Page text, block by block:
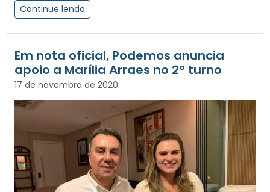
Continue lendo
Em nota oficial, Podemos anuncia
apoio a Marília Arraes no 2º turno
17 de novembro de 2020